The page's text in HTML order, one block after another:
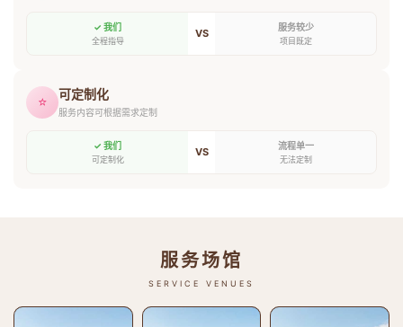
✓ 我们
全程指导
VS 服务较少
项目既定
⭐ 可定制化
服务内容可根据需求定制
✓ 我们
可定制化
VS 流程单一
无法定制
服务场馆
SERVICE VENUES